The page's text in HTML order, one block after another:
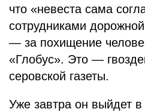
что «невеста сама
сотрудниками
— за похищение
«Глобус». Это —
серовской газеты.
Уже завтра он выйдет